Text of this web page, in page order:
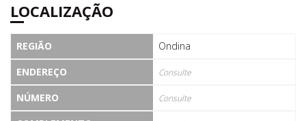
LOCALIZAÇÃO
REGIÃO
Ondina
ENDEREÇO
Consulte
NÚMERO Consulte